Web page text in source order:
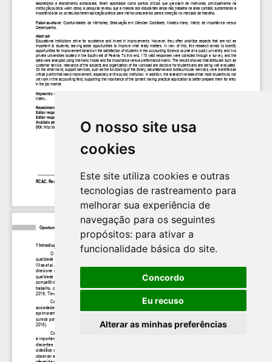
O nosso site usa
cookies
Este site utiliza cookies e outras
tecnologias de rastreamento para
melhorar sua experiência de
navegação para os seguintes
propósitos: para ativar a
funcionalidade básica do site.
Concordo
Eu recuso
Alterar as minhas preferências